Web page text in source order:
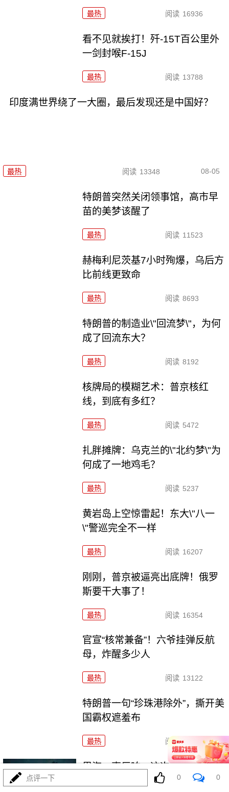
最热 阅读 16936
看不见就挨打！歼-15T百公里外
一剑封喉F-15J
最热 阅读 13788
印度满世界绕了一大圈，最后发现还是中国好？
最热 阅读 13348 08-05
特朗普突然关闭领事馆，高市早
苗的美梦该醒了
最热 阅读 11523
赫梅利尼茨基7小时殉爆，乌后方
比前线更致命
最热 阅读 8693
特朗普的制造业\"回流梦\"，为何
成了回流东大？
最热 阅读 8192
核牌局的模糊艺术：普京核红
线，到底有多红？
最热 阅读 5472
扎胖摊牌：乌克兰的\"北约梦\"为
何成了一地鸡毛？
最热 阅读 5237
黄岩岛上空惊雷起！东大\"八一
\"警巡完全不一样
最热 阅读 16207
刚刚，普京被逼亮出底牌！俄罗
斯要干大事了！
最热 阅读 16354
官宣“核常兼备”！六爷挂弹反航
母，炸醒多少人
最热 阅读 13122
特朗普一句“珍珠港除外”，撕开美
国霸权遮羞布
最热 阅读 12078
里海一声巨响，这次差点把两场
战争炸成一锅粥！
点评一下 0 0